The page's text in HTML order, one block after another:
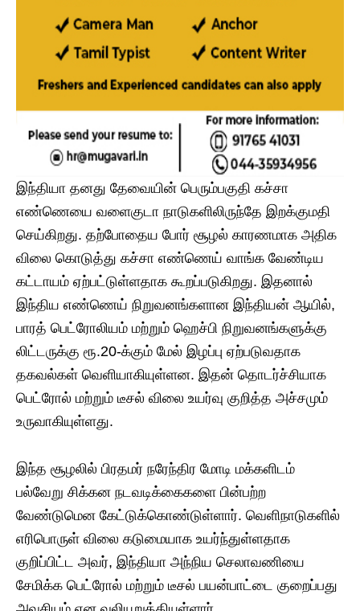
இந்தியா தனது தேவையின் பெரும்பகுதி கச்சா
எண்ணெயை வளைகுடா நாடுகளிலிருந்தே இறக்குமதி
செய்கிறது. தற்போதைய போர் சூழல் காரணமாக அதிக
விலை கொடுத்து கச்சா எண்ணெய் வாங்க வேண்டிய
கட்டாயம் ஏற்பட்டுள்ளதாக கூறப்படுகிறது. இதனால்
இந்திய எண்ணெய் நிறுவனங்களான இந்தியன் ஆயில்,
பாரத் பெட்ரோலியம் மற்றும் ஹெச்பி நிறுவனங்களுக்கு
லிட்டருக்கு ரூ.20-க்கும் மேல் இழப்பு ஏற்படுவதாக
தகவல்கள் வெளியாகியுள்ளன. இதன் தொடர்ச்சியாக
பெட்ரோல் மற்றும் டீசல் விலை உயர்வு குறித்த அச்சமும்
உருவாகியுள்ளது.
இந்த சூழலில் பிரதமர் நரேந்திர மோடி மக்களிடம்
பல்வேறு சிக்கன நடவடிக்கைகளை பின்பற்ற
வேண்டுமென கேட்டுக்கொண்டுள்ளார். வெளிநாடுகளில்
எரிபொருள் விலை கடுமையாக உயர்ந்துள்ளதாக
குறிப்பிட்ட அவர், இந்தியா அந்நிய செலாவணியை
சேமிக்க பெட்ரோல் மற்றும் டீசல் பயன்பாட்டை குறைப்பது